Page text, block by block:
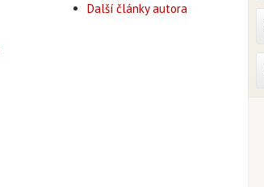
Další články autora